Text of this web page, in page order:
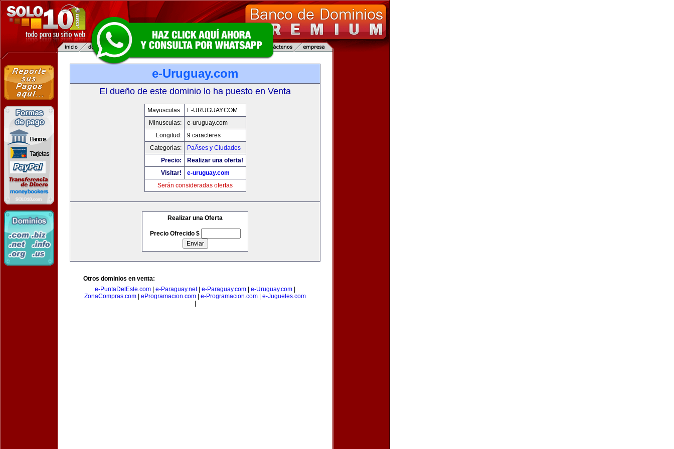
e-Uruguay.com
El dueño de este dominio lo ha puesto en Venta
Mayusculas:
E-URUGUAY.COM
Minusculas:
e-uruguay.com
Longitud:
9 caracteres
Categorias:
PaÃ­ses y Ciudades
Precio:
Realizar una oferta!
Visitar!
e-uruguay.com
Serán consideradas ofertas
Realizar una Oferta
Precio Ofrecido $
Otros dominios en venta:
e-PuntaDelEste.com
e-Paraguay.net| e-Paraguay.com e-Uruguay.com
ZonaCompras.com
eProgramacion.com e-Programacion.com
e-Juguetes.com